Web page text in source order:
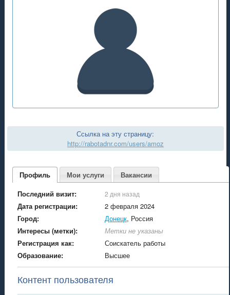
Ссылка на эту страницу:
http://rabotadnr.com/users/amoz
Профиль Мои услуги
Вакансии
Последний визит:
2 дня назад
Дата регистрации:
2 февраля 2024
Город:
Донецк, Россия
Интересы (метки):
Метки не указаны
Регистрация как:
Соискатель работы
Образование:
Высшее
Контент пользователя